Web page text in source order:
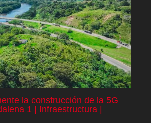
la construcción de la 5G
1 | Infraestructura |